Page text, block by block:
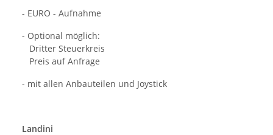
- EURO - Aufnahme
- Optional möglich:
Dritter Steuerkreis
Preis auf Anfrage
- mit allen Anbauteilen und Joystick
Landini